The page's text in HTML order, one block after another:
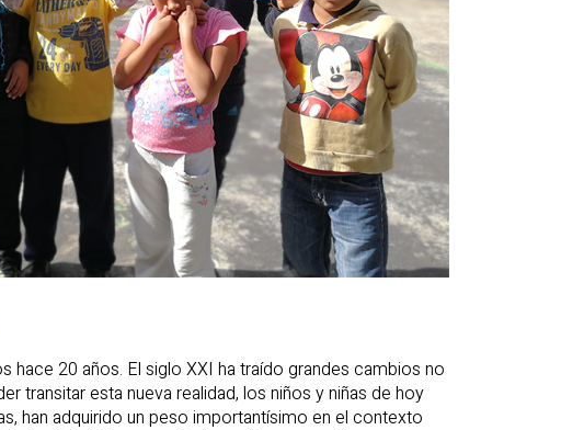
20 años. El siglo XXI ha traído grandes cambios no
transitar esta nueva realidad, los niños y niñas de hoy
han adquirido un peso importantísimo en el contexto